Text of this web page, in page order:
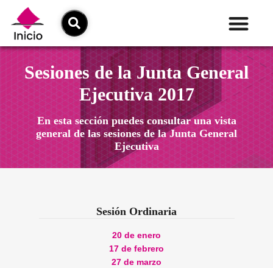
Sesiones de la Junta General
Ejecutiva 2017
En esta sección puedes consultar una vista
general de las sesiones de la Junta General
Ejecutiva
Sesión Ordinaria
20 de enero
17 de febrero
27 de marzo